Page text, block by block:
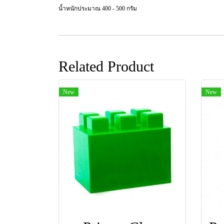
น้ำหนักประมาณ 400 - 500 กรัม
Related Product
New New